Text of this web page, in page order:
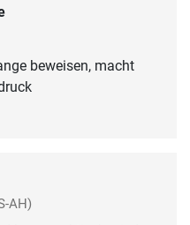
beweisen, macht
AH)